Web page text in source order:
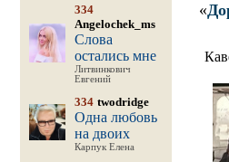
334
Angelochek_ms
Слова
остались мне
Литвинкович
Евгений
334 twodridge
Одна любовь
на двоих
Карпук Елена
«